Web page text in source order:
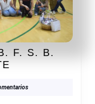
F. S. B.
57